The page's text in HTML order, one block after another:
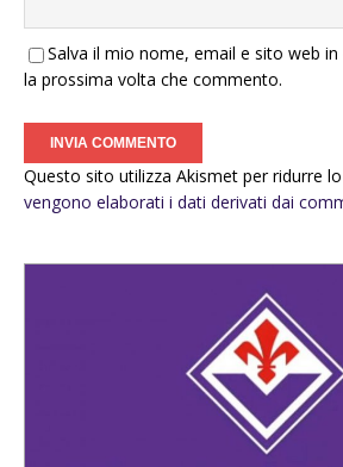
Salva il mio nome, email e sito web
la prossima volta che commento.
Questo sito utilizza Akismet per ridurre
vengono elaborati i dati derivati dai